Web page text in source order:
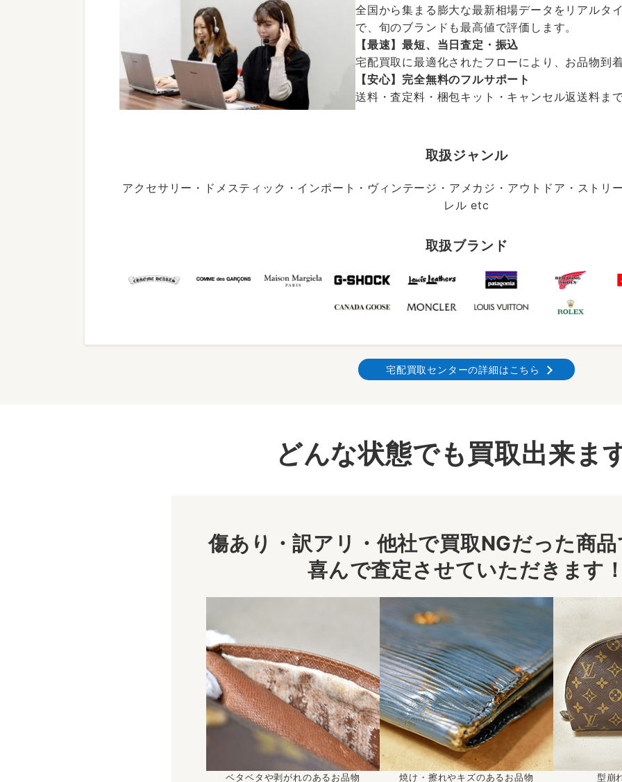
全国から集まる膨大な最新相場データをリアルタ
で、旬のブランドも最高値で評価します。
【最速】最短、当日査定・振込
宅配買取に最適化されたフローにより、お品物到
【安心】完全無料のフルサポート
送料・査定料・梱包キット・キャンセル返送料ま
取扱ジャンル
アクセサリー・ドメスティック・インポート・ヴィンテージ・アメカジ・アウトドア・ストリ
レル etc
取扱ブランド
宅配買取センターの詳細はこちら
どんな状態でも買取出来ま
傷あり・訳アリ・他社で買取NGだった商
喜んで査定させていただきます
ベタベタや剥がれのあるお品物 焼け・擦れやキズのあるお品物 型崩